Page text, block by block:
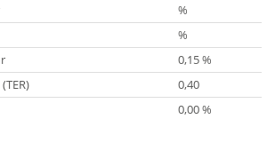
%
%
0,15 %
0,40
0,00 %